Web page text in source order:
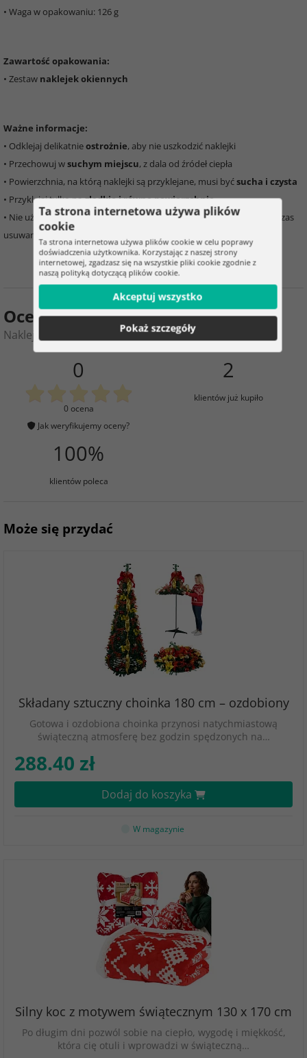
• Waga w opakowaniu: 126 g
Zawartość opakowania:
• Zestaw naklejek okiennych
Ważne informacje:
• Odklejaj delikatnieostrożnie, aby nie uszkodzić naklejki
• Przechowuj wsuchym miejscu, z dala od źródeł ciepła
• Powierzchnia, na którą naklejki są przyklejane, musi byćsucha i czysta
• Przyklejaj tylko nagładkie i równe powierzchnie
• Nie używaj na powierzchniach, które mogą ulec uszkodzeniu
podczas
usuwania
Ocena produktu
Naklejki świąteczne na okno – Christmas Time
0
0 ocena
Jak weryfikujemy oceny?
2
klientów już kupiło
100%
klientów poleca
Może się przydać
Składany sztuczny choinka 180 cm – ozdobiony
Gotowa i ozdobiona choinka przynosi natychmiastową
świąteczną atmosferę bez godzin spędzonych na…
288.40 zł
Dodaj do koszyka
W magazynie
Silny koc z motywem świątecznym 130 x 170 cm
Po długim dni pozwól sobie na ciepło, wygodę i miękkość,
która cię otuli i wprowadzi w świąteczną…
Ta strona internetowa używa plików
cookie
Ta strona internetowa używa plików cookie w celu poprawy
doświadczenia użytkownika. Korzystając z naszej strony
internetowej, zgadzasz się na wszystkie pliki cookie zgodnie z
naszą polityką dotyczącą plików cookie.
Akceptuj wszystko
Pokaż szczegóły